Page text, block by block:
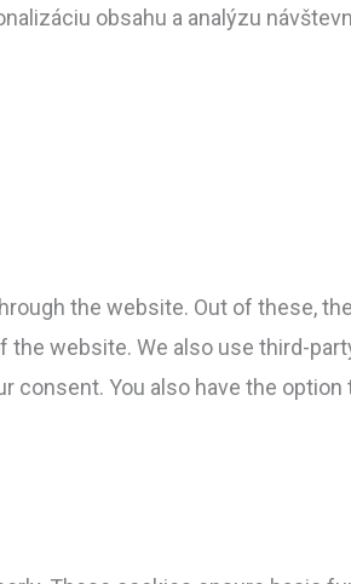
obsahu a analýzu
the website. Out of these,
website. We also use third-
You also have the